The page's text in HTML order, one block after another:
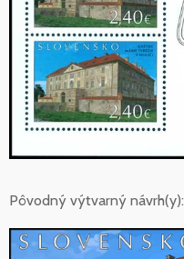
Pôvodný výtvarný návrh(y):